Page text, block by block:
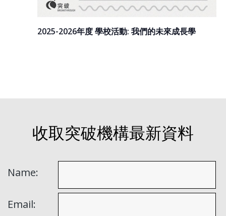
2025-2026年度 學校活動: 我們的未來成長學
收取突破機構最新資料
Name:
Email: